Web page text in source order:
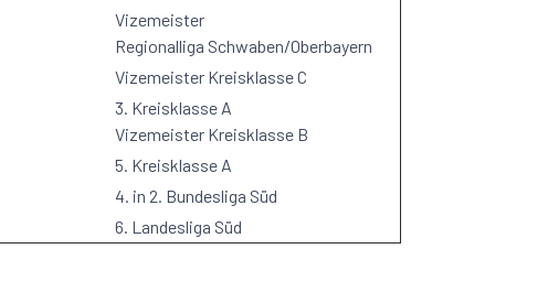
Vizemeister
Regionalliga Schwaben/Oberbayern
Vizemeister Kreisklasse C
3. Kreisklasse A
Vizemeister Kreisklasse B
5. Kreisklasse A
4. in 2. Bundesliga Süd
6. Landesliga Süd